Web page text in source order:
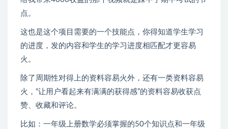
点。
这也是这个项目需要的一个技能点，你得知道学生学习
的进度，发的内容和学生的学习进度相匹配才更容易
火。
除了周期性对得上的资料容易火外，还有一类资料容易
火，“让用户看起来有满满的获得感”的资料容易收获点
赞、收藏和评论。
比如：一年级上册数学必须掌握的50个知识点和一年级